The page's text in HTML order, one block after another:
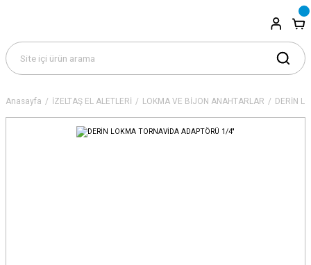
Anasayfa İZELTAŞ EL ALETLERİ LOKMA VE BİJON ANAHTARLAR DERİN